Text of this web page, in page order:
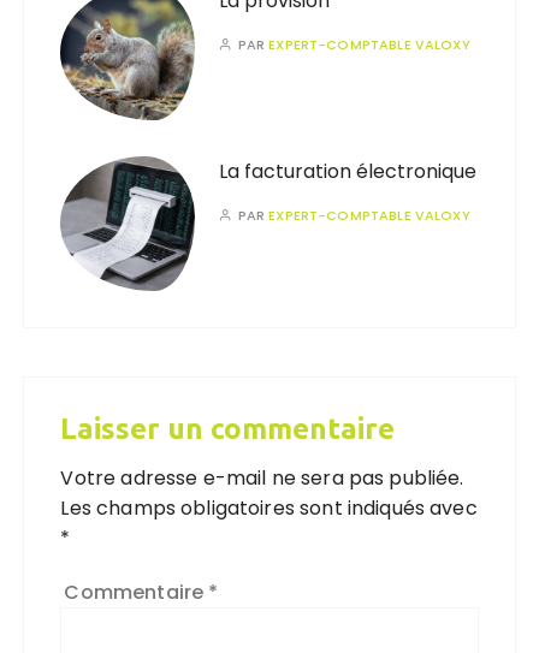
PAREXPERT-COMPTABLE VALOXY
La facturation électronique
PAREXPERT-COMPTABLE VALOXY
Laisser un commentaire
Votre adresse e-mail ne sera pas publiée.
Les champs obligatoires sont indiqués avec
*
Commentaire *